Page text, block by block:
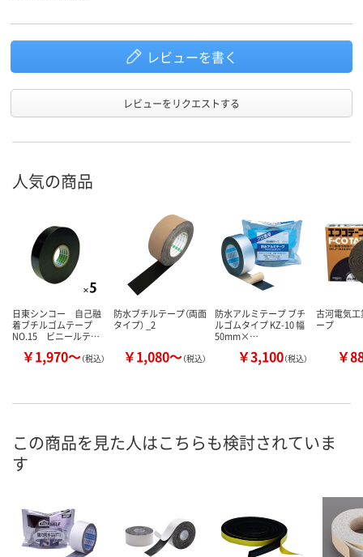
レビューを書く
レビューをリクエストする
人気の商品
日東シンコー 自己融
着ブチルゴムテープ
NO.15 ビニールテ…
￥1,970～（税込）
防水ブチルテープ（両面
タイプ） _2
￥1,080～（税込）
防水アルミテープ ブチ
ルゴムタイプ KZ-10 幅
50mm×…
￥3,100（税込）
古河電気
ープ
￥
この商品を見た人はこちらも検討されていま
す